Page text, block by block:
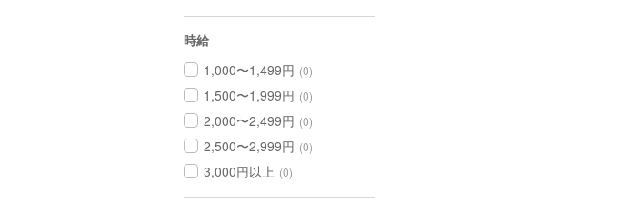
時給
1,000〜1,499円 (0)
1,500〜1,999円 (0)
2,000〜2,499円 (0)
2,500〜2,999円 (0)
3,000円以上 (0)